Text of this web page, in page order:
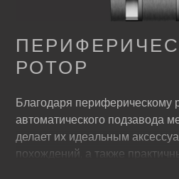
РОТОР
Благодаря периферическому
автоматического подзавода
делает их идеальным
похождений, а также